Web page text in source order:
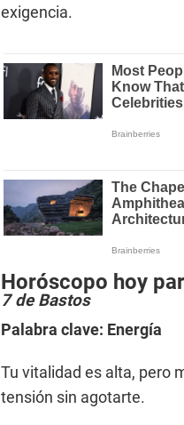
exigencia.
Horóscopo hoy
7 de Bastos
Palabra clave: Energía
Tu vitalidad es alta, pero
tensión sin agotarte.